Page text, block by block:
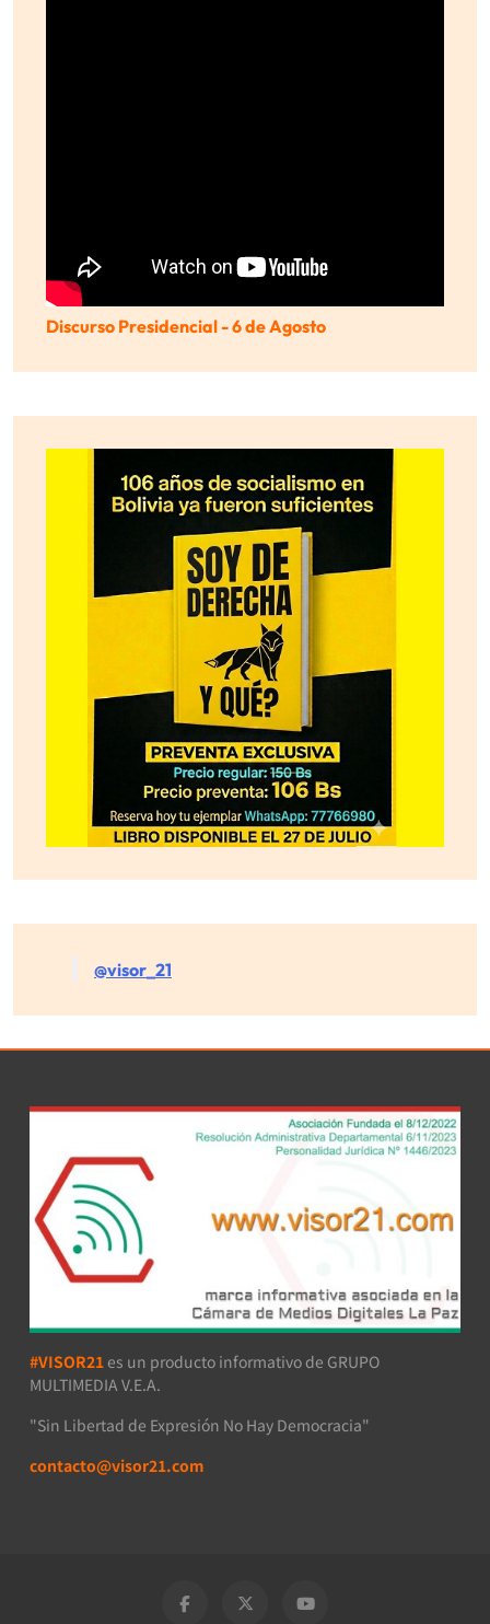
Discurso Presidencial - 6 de Agosto
@visor_21
#VISOR21 es un producto informativo de GRUPO
MULTIMEDIA V.E.A.
"Sin Libertad de Expresión No Hay Democracia"
contacto@visor21.com